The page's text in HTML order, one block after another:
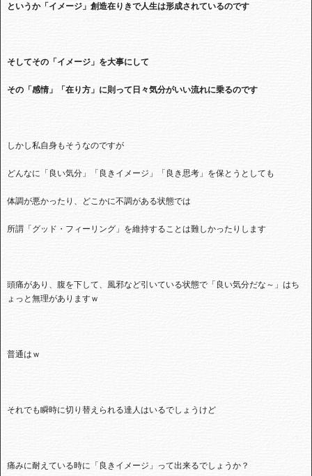
というか「イメージ」創造在りきで人生は形成されているのです
そしてその「イメージ」を大事にして
その「感情」「在り方」に則って日々気分がいい流れに乗るのです
しかし私自身もそうなのですが
どんなに「良い気分」「良きイメージ」「良き思考」を保とうとしても
体調が悪かったり、どこかに不調がある状態では
所謂「グッド・フィーリング」を維持することは難しかったりします
頭痛があり、腹を下して、風邪など引いている状態で「良い気分だな～」はち
ょっと無理がありますｗ
普通はｗ
それでも瞬時に切り替えられる達人はいるでしょうけど
痛みに耐えている時に「良きイメージ」って出来るでしょうか？